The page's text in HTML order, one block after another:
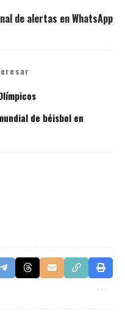
de alertas en WhatsApp
de béisbol en